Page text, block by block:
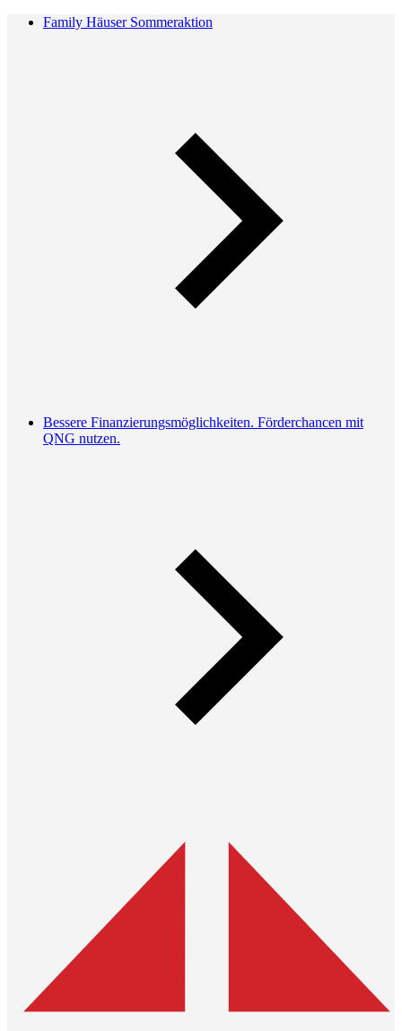
Family Häuser Sommeraktion
Bessere Finanzierungsmöglichkeiten. Förderchancen mit
QNG nutzen.